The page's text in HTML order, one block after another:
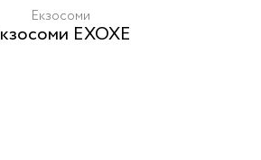
Екзосоми
Екзосоми EXOXE